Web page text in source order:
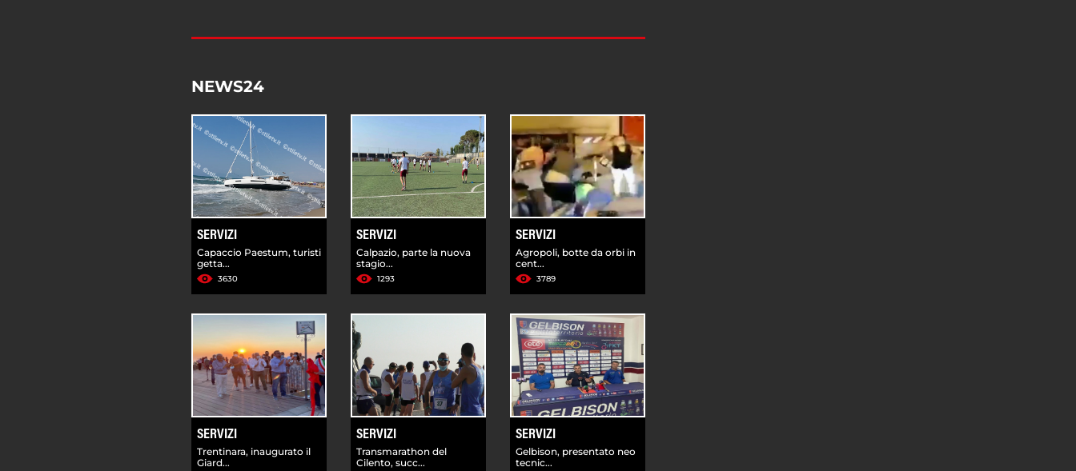
NEWS24
SERVIZI
Capaccio Paestum, turisti
getta...
3630
SERVIZI
Calpazio, parte la nuova
stagio...
1293
SERVIZI
Agropoli, botte da orbi in
cent...
3789
SERVIZI
Trentinara, inaugurato il
Giard...
SERVIZI
Transmarathon del
Cilento, succ...
SERVIZI
Gelbison, presentato neo
tecnic...